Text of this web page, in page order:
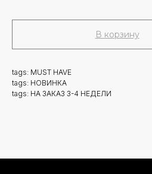
В корзину
tags: MUST HAVE
tags: НОВИНКА
tags: НА ЗАКАЗ 3-4 НЕДЕЛИ